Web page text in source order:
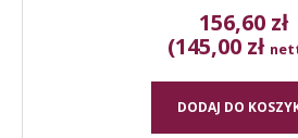
156,60 zł
(145,00 zł
DODAJ DO